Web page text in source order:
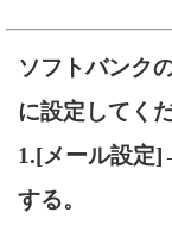
ソフトバンク
に設定してく
1.[メール設定
する。